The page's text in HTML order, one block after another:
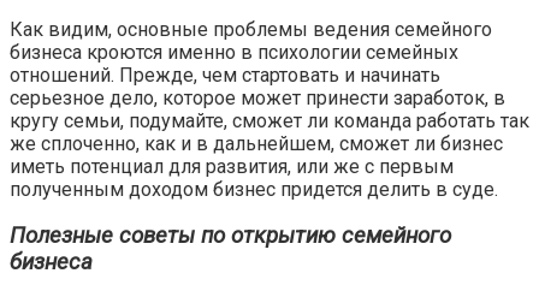
Как видим, основные проблемы ведения семейного
бизнеса кроются именно в психологии семейных
отношений. Прежде, чем стартовать и начинать
серьезное дело, которое может принести заработок, в
кругу семьи, подумайте, сможет ли команда работать так
же сплоченно, как и в дальнейшем, сможет ли бизнес
иметь потенциал для развития, или же с первым
полученным доходом бизнес придется делить в суде.
Полезные советы по открытию семейного
бизнеса